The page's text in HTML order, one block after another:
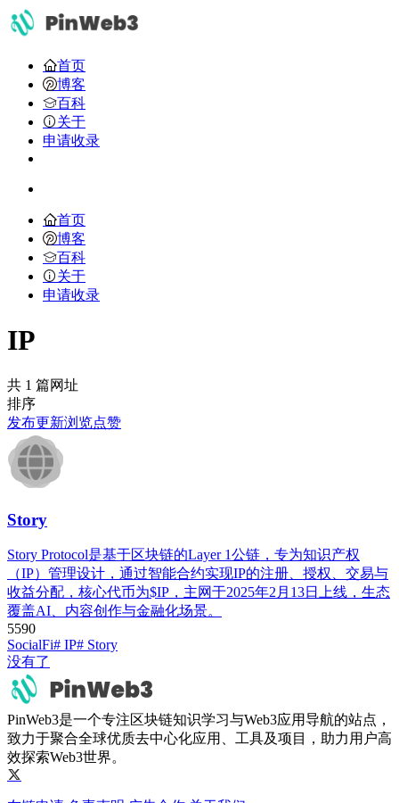
首页
博客
百科
关于
申请收录
首页
博客
百科
关于
申请收录
IP
共 1 篇网址
排序
发布更新浏览点赞
Story
Story Protocol是基于区块链的Layer 1公链，专为知识产权
（IP）管理设计，通过智能合约实现IP的注册、授权、交易与
收益分配，核心代币为$IP，主网于2025年2月13日上线，生态
覆盖AI、内容创作与金融化场景。
5590
SocialFi# IP# Story
没有了
PinWeb3是一个专注区块链知识学习与Web3应用导航的站点，
致力于聚合全球优质去中心化应用、工具及项目，助力用户高
效探索Web3世界。